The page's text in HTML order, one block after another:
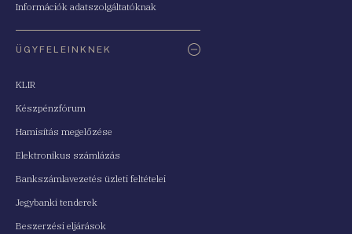
Információk adatszolgáltatóknak
ÜGYFELEINKNEK
KLIR
Készpénzfórum
Hamisítás megelőzése
Elektronikus számlázás
Bankszámlavezetés üzleti feltételei
Jegybanki tenderek
Beszerzési eljárások